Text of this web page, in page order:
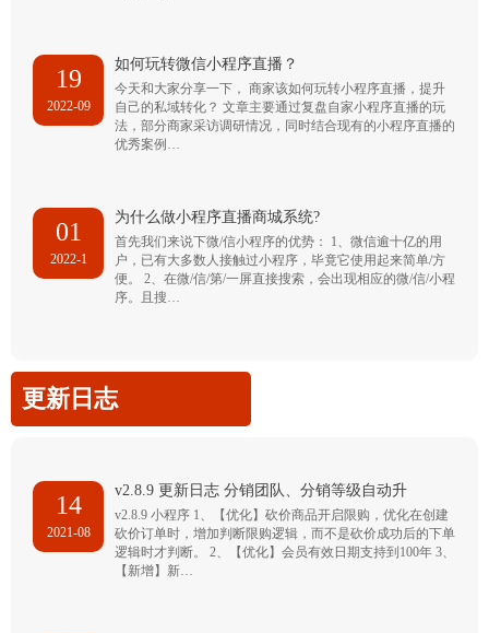
19
2022-09
如何玩转微信小程序直播？
今天和大家分享一下， 商家该如何玩转小程序直播，提升
自己的私域转化？ 文章主要通过复盘自家小程序直播的玩
法，部分商家采访调研情况，同时结合现有的小程序直播的
优秀案例…
01
2022-1
为什么做小程序直播商城系统?
首先我们来说下微/信小程序的优势： 1、微信逾十亿的用
户，已有大多数人接触过小程序，毕竟它使用起来简单/方
便。 2、在微/信/第/一屏直接搜索，会出现相应的微/信/小程
序。且搜…
更新日志
14
2021-08
v2.8.9 更新日志 分销团队、分销等级自动升
v2.8.9 小程序 1、【优化】砍价商品开启限购，优化在创建
砍价订单时，增加判断限购逻辑，而不是砍价成功后的下单
逻辑时才判断。 2、【优化】会员有效日期支持到100年 3、
【新增】新…